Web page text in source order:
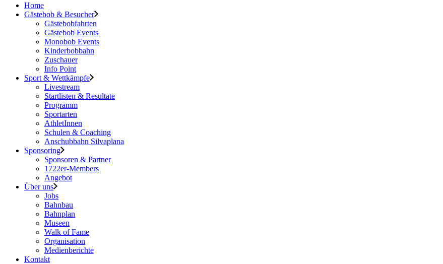
Home
Gästebob & Besucher
Gästebobfahrten
Gästebob Events
Monobob Events
Kinderbobbahn
Zuschauer
Info Point
Sport & Wettkämpfe
Livestream
Startlisten & Resultate
Programm
Sportarten
AthletInnen
Schulen & Coaching
Anschubbahn Silvaplana
Sponsoring
Sponsoren & Partner
1722er-Members
Angebot
Über uns
Jobs
Bahnbau
Bahnplan
Museen
Walk of Fame
Organisation
Medienberichte
Kontakt